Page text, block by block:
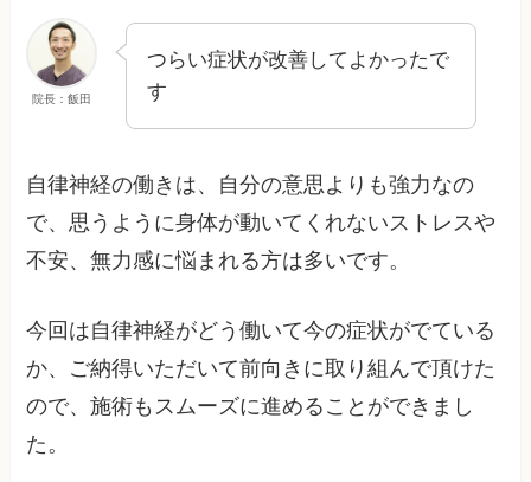
院長：飯田
つらい症状が改善してよかったで
す
自律神経の働きは、自分の意思よりも強力なの
で、思うように身体が動いてくれないストレスや
不安、無力感に悩まれる方は多いです。
今回は自律神経がどう働いて今の症状がでている
か、ご納得いただいて前向きに取り組んで頂けた
ので、施術もスムーズに進めることができまし
た。